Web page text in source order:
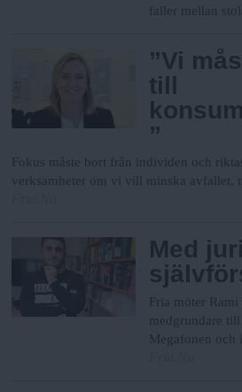
faller mellan
”Vi
till
”
Fokus måste bort från individen och
verksamheter om vi vill minska avfallet,
Med
Fria möter
medgrundare
Megafonen och